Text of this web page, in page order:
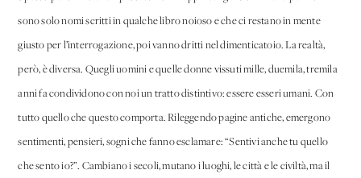
sono solo nomi scritti in qualche libro noioso e che ci restano in mente
giusto per l’interrogazione, poi vanno dritti nel dimenticatoio. La realtà,
però, è diversa. Quegli uomini e quelle donne vissuti mille, duemila, tremila
anni fa condividono con noi un tratto distintivo: essere esseri umani. Con
tutto quello che questo comporta. Rileggendo pagine antiche, emergono
sentimenti, pensieri, sogni che fanno esclamare: “Sentivi anche tu quello
che sento io?”. Cambiano i secoli, mutano i luoghi, le città e le civiltà, ma il